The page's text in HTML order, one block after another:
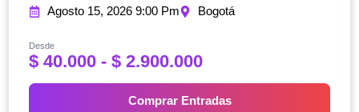
Agosto 15, 2026 9:00 Pm Bogotá
Desde
$40.000 - $2.900.000R
n
Comprar Entradas